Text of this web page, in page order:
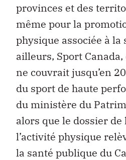
provinces et des
même pour la
physique associée à la
ailleurs, Sport
ne couvrait jusqu’en
du sport de haute
du ministère du
alors que le dossier
l’activité physique
la santé publique du